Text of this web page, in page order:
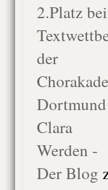
2.Platz
der
Clara
Werden -
Der Blog